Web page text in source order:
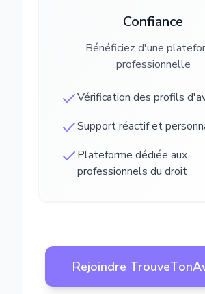
Confiance
Bénéficiez d'une
professionnelle
Vérification des profils
Support réactif et
Plateforme dédiée aux
professionnels du droit
Rejoindre